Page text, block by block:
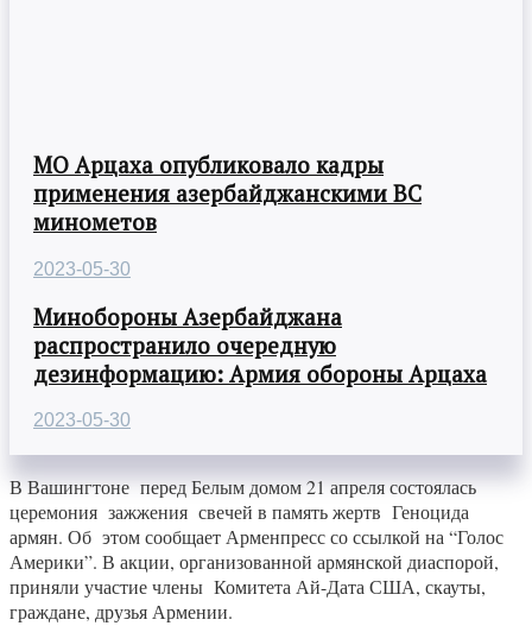
МО Арцаха опубликовало кадры
применения азербайджанскими ВС
минометов
2023-05-30
Минобороны Азербайджана
распространило очередную
дезинформацию: Армия обороны Арцаха
2023-05-30
В Вашингтоне перед Белым домом 21 апреля состоялась
церемония зажжения свечей в память жертв Геноцида
армян. Об этом сообщает Арменпресс со ссылкой на “Голос
Америки”. В акции, организованной армянской диаспорой,
приняли участие члены Комитета Ай-Дата США, скауты,
граждане, друзья Армении.